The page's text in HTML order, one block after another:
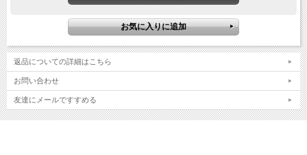
■ おすすめバッテリー＆ファンセット
返品についての詳細はこちら
お問い合わせ
友達にメールですすめる